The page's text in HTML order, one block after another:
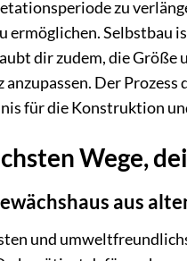
zu
ermöglichen.
dir zudem, die Größe
Der
für die Konstruktion
Wege,
aus
und